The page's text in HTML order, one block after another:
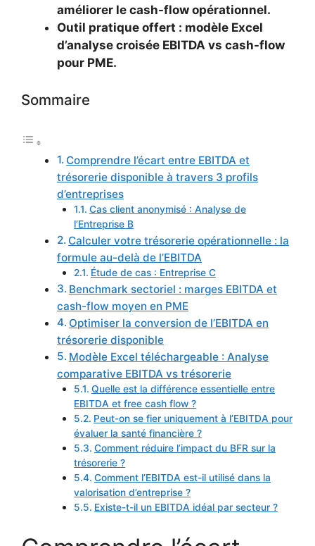
améliorer le cash-flow opérationnel.
Outil pratique offert : modèle Excel
d’analyse croisée EBITDA vs cash-flow
pour PME.
Sommaire
Comprendre l’écart entre EBITDA et
trésorerie disponible à travers 3 profils
d’entreprises
Cas client anonymisé : Analyse de
l’Entreprise B
Calculer votre trésorerie opérationnelle : la
formule au-delà de l’EBITDA
Étude de cas : Entreprise C
Benchmark sectoriel : marges EBITDA et
cash-flow moyen en PME
Optimiser la conversion de l’EBITDA en
trésorerie disponible
Modèle Excel téléchargeable : Analyse
comparative EBITDA vs trésorerie
Quelle est la différence essentielle entre
EBITDA et free cash flow ?
Peut-on se fier uniquement à l’EBITDA pour
évaluer la santé financière ?
Comment réduire l’impact du BFR sur la
trésorerie ?
Comment l’EBITDA est-il utilisé dans la
valorisation d’entreprise ?
Existe-t-il un EBITDA idéal par secteur ?